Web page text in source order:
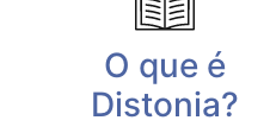
O que é
Distonia?